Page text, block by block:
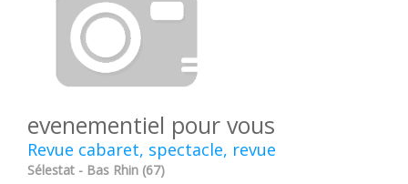
evenementiel pour vous
Revue cabaret, spectacle, revue
Sélestat - Bas Rhin (67)